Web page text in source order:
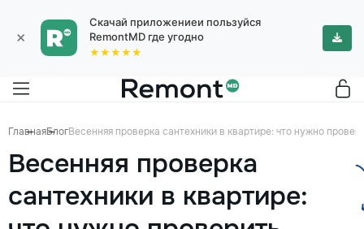
×
Скачай приложениеи пользуйся
RemontMD где угодно
★★★★★
ГлавнаяБлогВесенняя проверка сантехники в квартире: что нужно
Весенняя проверка
сантехники в квартире: